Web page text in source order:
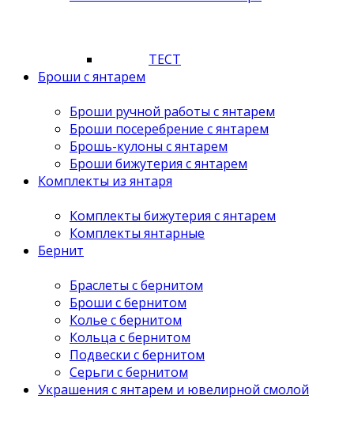
ТЕСТ
Броши с янтарем
Броши ручной работы с янтарем
Броши посеребрение с янтарем
Брошь-кулоны с янтарем
Броши бижутерия с янтарем
Комплекты из янтаря
Комплекты бижутерия с янтарем
Комплекты янтарные
Бернит
Браслеты с бернитом
Броши с бернитом
Колье с бернитом
Кольца с бернитом
Подвески с бернитом
Серьги с бернитом
Украшения с янтарем и ювелирной смолой